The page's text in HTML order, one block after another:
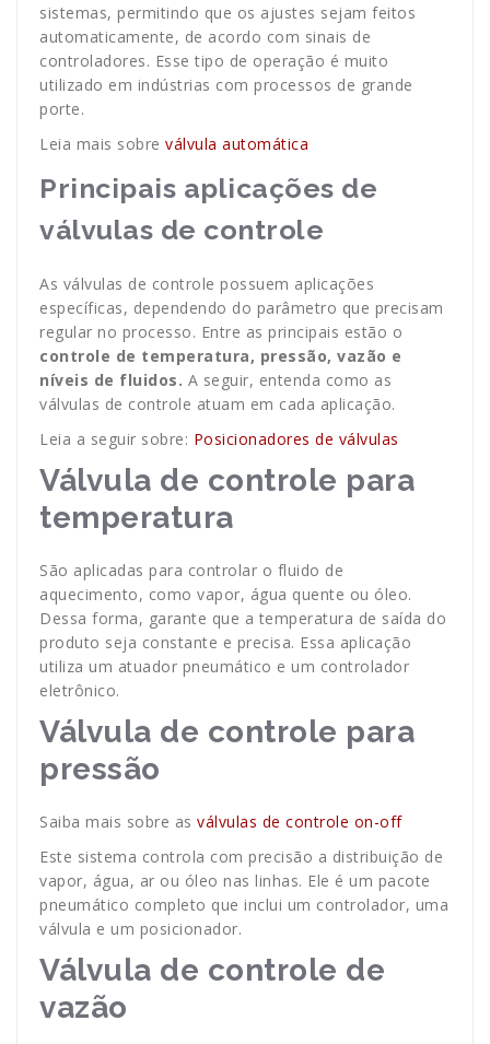
sistemas, permitindo que os ajustes sejam feitos
automaticamente, de acordo com sinais de
controladores. Esse tipo de operação é muito
utilizado em indústrias com processos de grande
porte.
Leia mais sobre válvula automática
Principais aplicações de
válvulas de controle
As válvulas de controle possuem aplicações
específicas, dependendo do parâmetro que precisam
regular no processo. Entre as principais estão o
controle de temperatura, pressão, vazão e
níveis de fluidos. A seguir, entenda como as
válvulas de controle atuam em cada aplicação.
Leia a seguir sobre: Posicionadores de válvulas
Válvula de controle para
temperatura
São aplicadas para controlar o fluido de
aquecimento, como vapor, água quente ou óleo.
Dessa forma, garante que a temperatura de saída do
produto seja constante e precisa. Essa aplicação
utiliza um atuador pneumático e um controlador
eletrônico.
Válvula de controle para
pressão
Saiba mais sobre as válvulas de controle on-off
Este sistema controla com precisão a distribuição de
vapor, água, ar ou óleo nas linhas. Ele é um pacote
pneumático completo que inclui um controlador, uma
válvula e um posicionador.
Válvula de controle de
vazão